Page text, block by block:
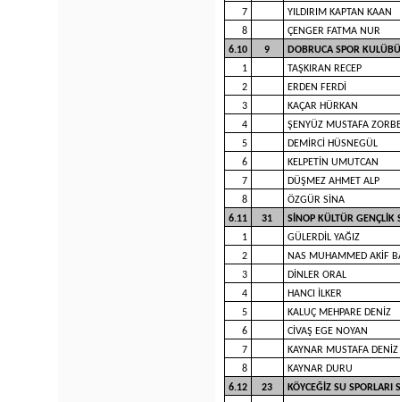
7
YILDIRIM KAPTAN KAAN
8
ÇENGER FATMA NUR
6.10
9
DOBRUCA SPOR
1
TAŞKIRAN RECEP
2
ERDEN FERDİ
3
KAÇAR HÜRKAN
4
ŞENYÜZ MUSTAFA
5
DEMİRCİ HÜSNEGÜL
6
KELPETİN UMUTCAN
7
DÜŞMEZ AHMET ALP
8
ÖZGÜR SİNA
6.11
31
SİNOP KÜLTÜR GENÇLİK
1
GÜLERDİL YAĞIZ
2
NAS MUHAMMED AKİF
3
DİNLER ORAL
4
HANCI İLKER
5
KALUÇ MEHPARE DENİZ
6
CİVAŞ EGE NOYAN
7
KAYNAR MUSTAFA DENİZ
8
KAYNAR DURU
6.12
23
KÖYCEĞİZ SU